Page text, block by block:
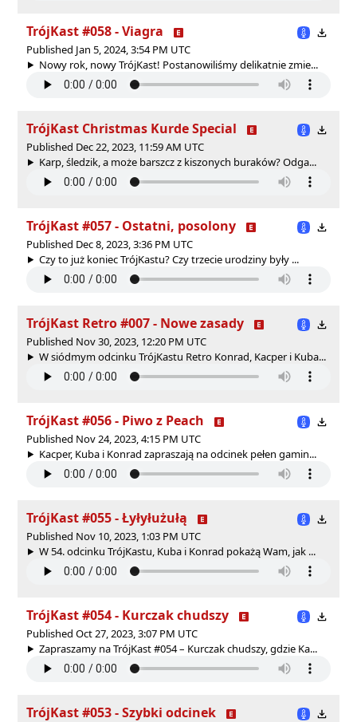
TrójKast #058 - Viagra
Published Jan 5, 2024, 3:54 PM UTC
Nowy rok, nowy TrójKast! Postanowiliśmy delikatnie zmie...
TrójKast Christmas Kurde Special
Published Dec 22, 2023, 11:59 AM UTC
Karp, śledzik, a może barszcz z kiszonych buraków? Odga...
TrójKast #057 - Ostatni, posolony
Published Dec 8, 2023, 3:36 PM UTC
Czy to już koniec TrójKastu? Czy trzecie urodziny były ...
TrójKast Retro #007 - Nowe zasady
Published Nov 30, 2023, 12:20 PM UTC
W siódmym odcinku TrójKastu Retro Konrad, Kacper i Kuba...
TrójKast #056 - Piwo z Peach
Published Nov 24, 2023, 4:15 PM UTC
Kacper, Kuba i Konrad zapraszają na odcinek pełen gamin...
TrójKast #055 - Łyłyłużułą
Published Nov 10, 2023, 1:03 PM UTC
W 54. odcinku TrójKastu, Kuba i Konrad pokażą Wam, jak ...
TrójKast #054 - Kurczak chudszy
Published Oct 27, 2023, 3:07 PM UTC
Zapraszamy na TrójKast #054 – Kurczak chudszy, gdzie Ka...
TrójKast #053 - Szybki odcinek